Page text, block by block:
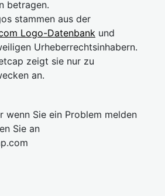
betragen.
stammen aus der
Logo-Datenbank und
Urheberrechtsinhabern.
zeigt sie nur zu
an.
wenn Sie ein Problem melden
Sie an